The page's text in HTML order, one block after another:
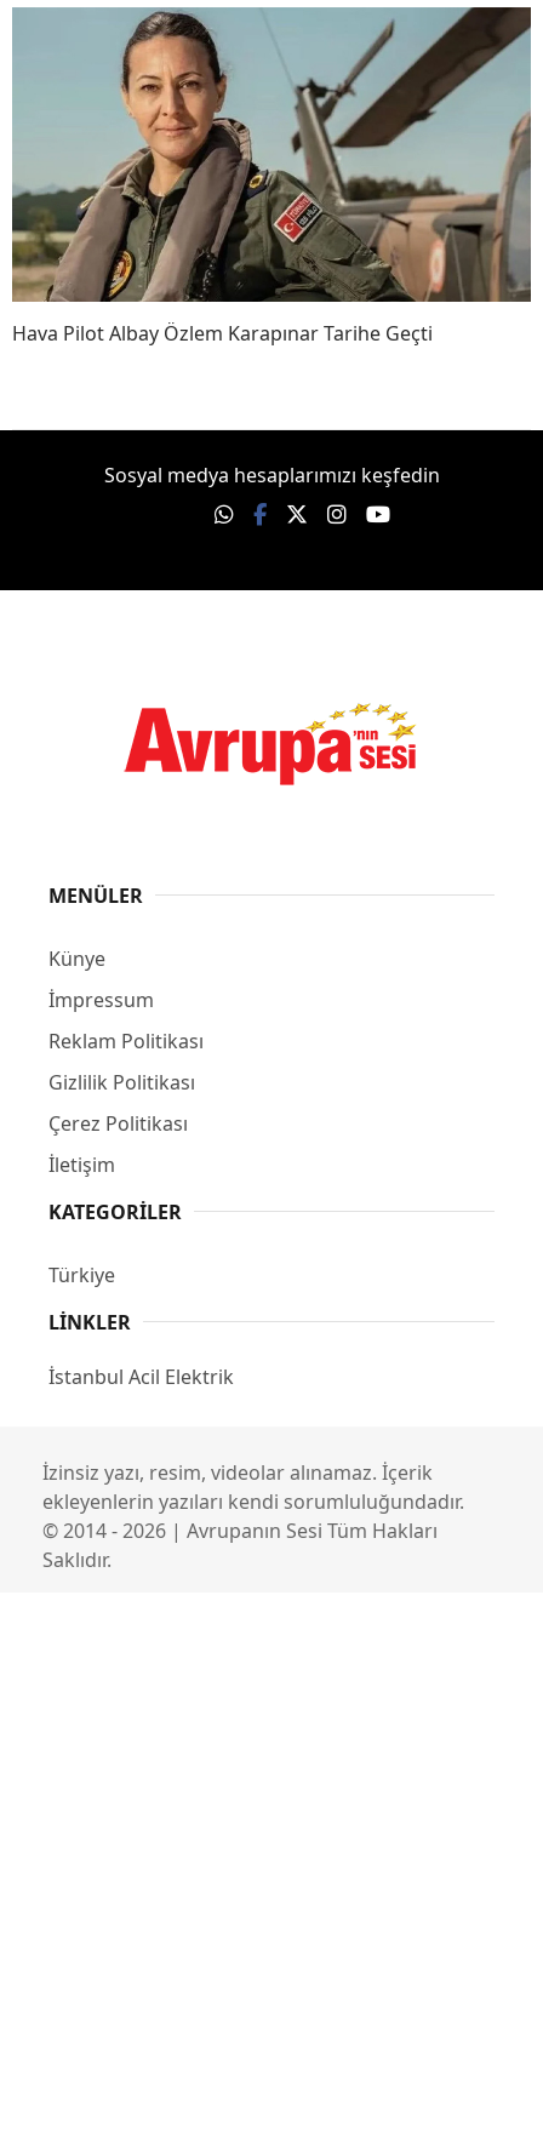
Hava Pilot Albay Özlem Karapınar Tarihe Geçti
Sosyal medya hesaplarımızı keşfedin
MENÜLER
Künye
İmpressum
Reklam Politikası
Gizlilik Politikası
Çerez Politikası
İletişim
KATEGORILER
Türkiye
LINKLER
İstanbul Acil Elektrik
İzinsiz yazı, resim, videolar alınamaz. İçerik
ekleyenlerin yazıları kendi sorumluluğundadır.
© 2014 - 2026 | Avrupanın Sesi Tüm Hakları
Saklıdır.